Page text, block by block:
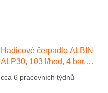
Hadicové čerpadlo ALBIN
ALP30, 103 l/hod, 4 bar,
hadice Přírodní kaučuk NR
cca 6 pracovních týdnů